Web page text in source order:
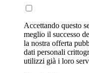
Accettando questo
meglio il successo
la nostra offerta
dati personali
utilizzi già i loro